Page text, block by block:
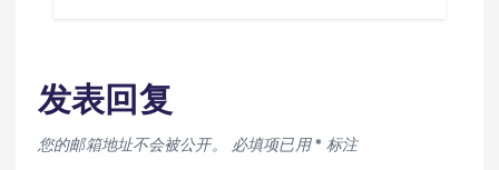
发表回复
您的邮箱地址不会被公开。 必填项已用* 标注